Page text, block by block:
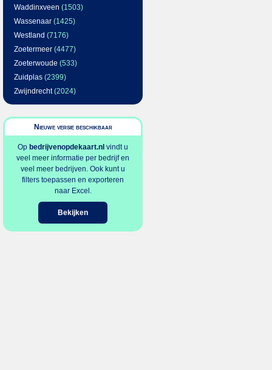
Waddinxveen (1503)
Wassenaar (1425)
Westland (7176)
Zoetermeer (4477)
Zoeterwoude (533)
Zuidplas (2399)
Zwijndrecht(2024)
Nieuwe versie beschikbaar
Op bedrijvenopdekaart.nl vindt u
veel meer informatie per bedrijf en
veel meer bedrijven. Ook kunt u
filters toepassen en exporteren
naar Excel.
Bekijken